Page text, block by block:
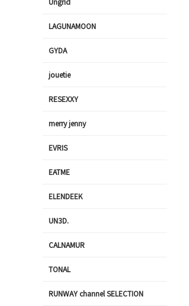
LAGUNAMOON
GYDA
jouetie
RESEXXY
merry jenny
EVRIS
EATME
ELENDEEK
UN3D.
CALNAMUR
TONAL
RUNWAY channel SELECTION